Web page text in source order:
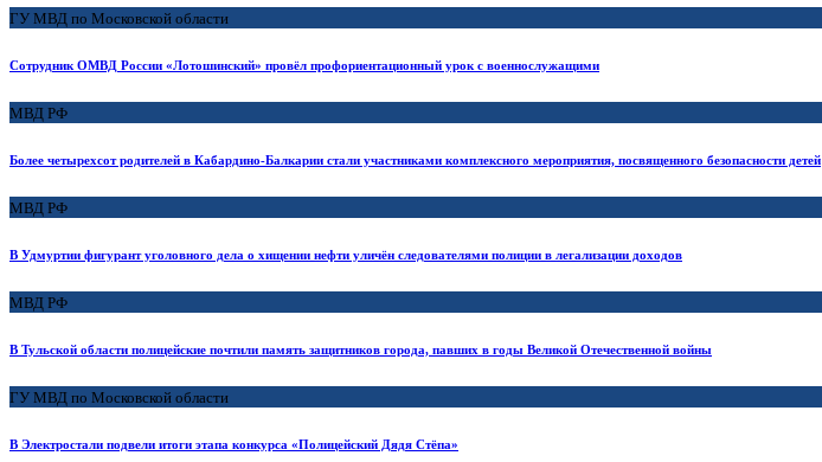
ГУ МВД по Московской области
Сотрудник ОМВД России «Лотошинский» провёл профориентационный урок с военнослужащими
МВД РФ
Более четырехсот родителей в Кабардино-Балкарии стали участниками комплексного мероприятия, посвященного безопасности детей
МВД РФ
В Удмуртии фигурант уголовного дела о хищении нефти уличён следователями полиции в легализации доходов
МВД РФ
В Тульской области полицейские почтили память защитников города, павших в годы Великой Отечественной войны
ГУ МВД по Московской области
В Электростали подвели итоги этапа конкурса «Полицейский Дядя Стёпа»